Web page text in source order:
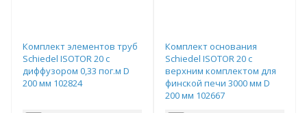
Комплект элементов труб
Schiedel ISOTOR 20 с
диффузором 0,33 пог.м D
200 мм 102824
Комплект основания
Schiedel ISOTOR 20 с
верхним комплектом для
финской печи 3000 мм D
200 мм 102667